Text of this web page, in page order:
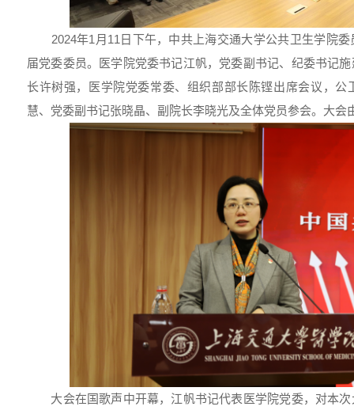
2024年1月11日下午，中共上海交通大学公共卫生学院委
届党委委员。医学院党委书记江帆，党委副书记、纪委书记
长许树强，医学院党委常委、组织部部长陈铿出席会议，公
慧、党委副书记张晓晶、副院长李晓光及全体党员参会。大会
大会在国歌声中开幕，江帆书记代表医学院党委，对本次